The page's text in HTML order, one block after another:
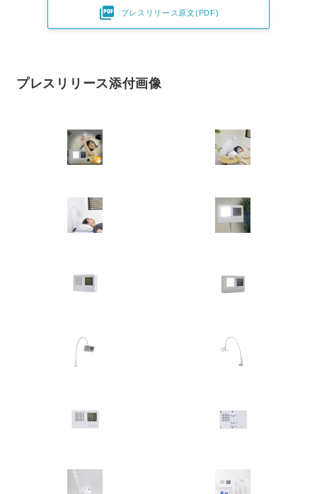
 プレスリリース原文(PDF)
プレスリリース添付画像